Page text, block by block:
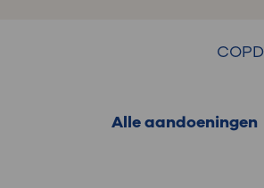
COPD
Alle aandoeningen